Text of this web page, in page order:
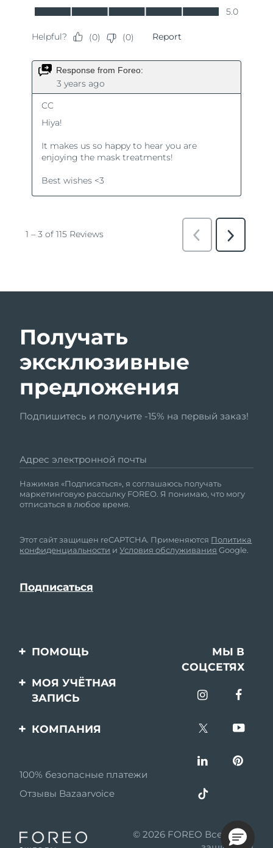
Получать
эксклюзивные
предложения
Подпишитесь и получите -15% на первый заказ!
Адрес электронной почты
Нажимая «Подписаться», я соглашаюсь получать
маркетинговую рассылку FOREO. Я понимаю, что могу
отписаться в любое время.
Этот сайт защищен reCAPTCHA. Применяются Политика
конфиденциальности иУсловия обслуживания Google.
ПОМОЩЬ
Свяжитесь с нами
Заказ и доставка
Гарантия и возврат
Информация о
МЫ В
СОЦСЕТЯХ
МОЯ УЧЁТНАЯ
ЗАПИСЬ
Регистрация продукта
КОМПАНИЯ
Партнерская
программа
MYSA
100% безопасные платежи
Отзывы Bazaarvoice
© 2026 FOREO Все права